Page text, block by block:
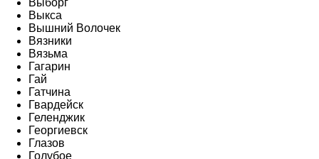
Выборг
Выкса
Вышний Волочек
Вязники
Вязьма
Гагарин
Гай
Гатчина
Гвардейск
Геленджик
Георгиевск
Глазов
Голубое